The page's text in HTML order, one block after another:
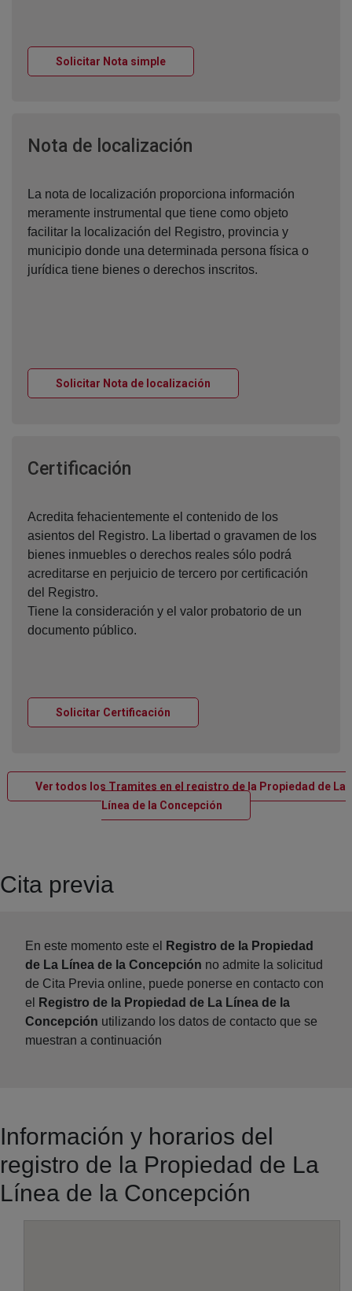
Solicitar Nota simpleVentana nueva
Nota de localización
La nota de localización proporciona información
meramente instrumental que tiene como objeto
facilitar la localización del Registro, provincia y
municipio donde una determinada persona física o
jurídica tiene bienes o derechos inscritos.
Solicitar Nota de localización
Certificación
Acredita fehacientemente el contenido de los
asientos del Registro. La libertad o gravamen de los
bienes inmuebles o derechos reales sólo podrá
acreditarse en perjuicio de tercero por certificación
del Registro.
Tiene la consideración y el valor probatorio de un
documento público.
Solicitar Certificación
Ver todos los Tramites en el registro de la Propiedad de La
Línea de la Concepción Ventana nueva
Cita previa
En este momento este el
Registro de la Propiedad
de La Línea de la Concepción no admite la solicitud
de Cita Previa online, puede ponerse en contacto con
el
Registro de la Propiedad de La Línea de la
Concepción utilizando los datos de contacto que se
muestran a continuación
Información y horarios del
registro de la Propiedad de La
Línea de la Concepción